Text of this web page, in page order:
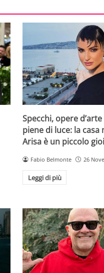
Specchi, opere
piene di luce: la casa
Arisa è un piccolo
Fabio Belmonte 26
Leggi di più